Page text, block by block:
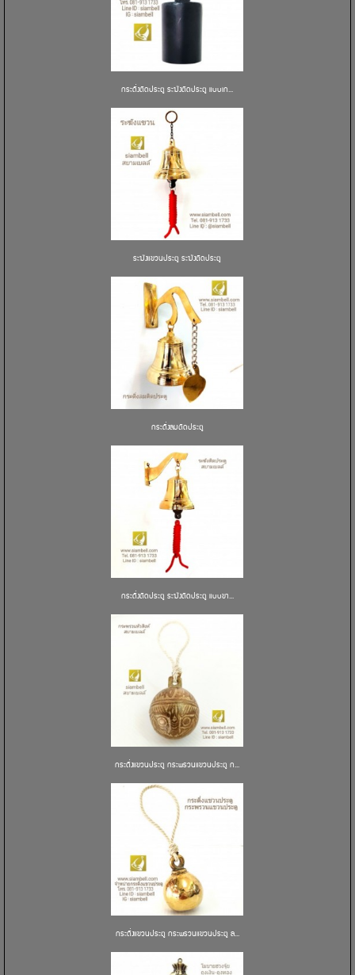
กระดิ่งติดประตู ระฆังติดประตู แบบเก...
ระฆังแขวนประตู ระฆังติดประตู
กระดิ่งลมติดประตู
กระดิ่งติดประตู ระฆังติดประตู แบบขา...
กระดิ่งแขวนประตู กระพรวนแขวนประตู ก...
กระดิ่งแขวนประตู กระพรวนแขวนประตู ล...